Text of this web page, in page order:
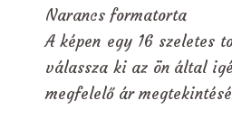
Narancs formatorta
A képen egy 16 szeletes
válassza ki az ön által
megfelelő ár